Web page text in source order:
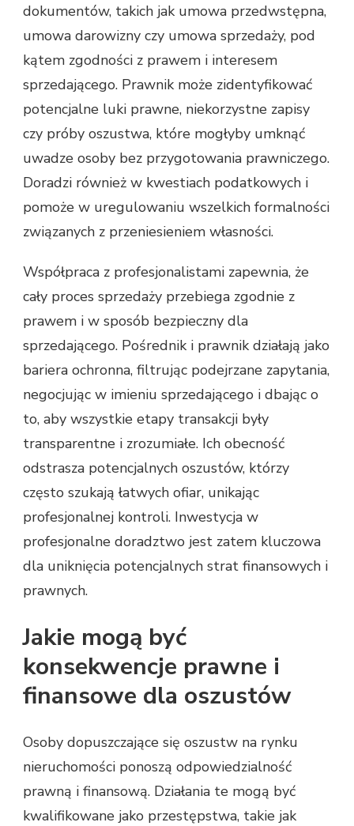
dokumentów, takich jak umowa przedwstępna,
umowa darowizny czy umowa sprzedaży, pod
kątem zgodności z prawem i interesem
sprzedającego. Prawnik może zidentyfikować
potencjalne luki prawne, niekorzystne zapisy
czy próby oszustwa, które mogłyby umknąć
uwadze osoby bez przygotowania prawniczego.
Doradzi również w kwestiach podatkowych i
pomoże w uregulowaniu wszelkich formalności
związanych z przeniesieniem własności.
Współpraca z profesjonalistami zapewnia, że
cały proces sprzedaży przebiega zgodnie z
prawem i w sposób bezpieczny dla
sprzedającego. Pośrednik i prawnik działają jako
bariera ochronna, filtrując podejrzane zapytania,
negocjując w imieniu sprzedającego i dbając o
to, aby wszystkie etapy transakcji były
transparentne i zrozumiałe. Ich obecność
odstrasza potencjalnych oszustów, którzy
często szukają łatwych ofiar, unikając
profesjonalnej kontroli. Inwestycja w
profesjonalne doradztwo jest zatem kluczowa
dla uniknięcia potencjalnych strat finansowych i
prawnych.
Jakie mogą być
konsekwencje prawne i
finansowe dla oszustów
Osoby dopuszczające się oszustw na rynku
nieruchomości ponoszą odpowiedzialność
prawną i finansową. Działania te mogą być
kwalifikowane jako przestępstwa, takie jak